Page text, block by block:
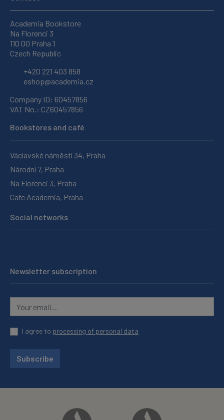
Academia Bookstore
Na Florenci 3
110 00 Praha 1
Czech Republic
+420 221 403 858
eshop@academia.cz
Company ID: 60457856
VAT No.: CZ60457856
Bookstores and café
Václavské náměstí 34, Praha
Národní 7, Praha
Na Florenci 3, Praha
Cafe Academia, Praha
Social networks
Newsletter subscription
I agree to processing of personal data
Subscribe